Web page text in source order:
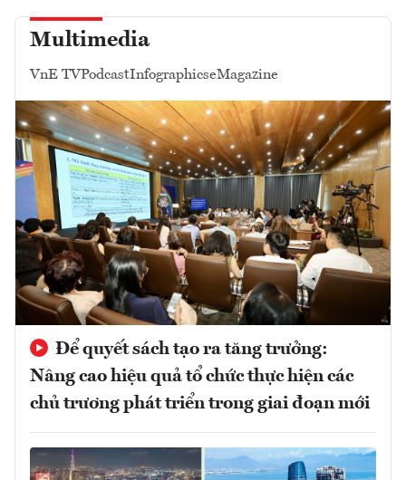
Multimedia
VnE TVPodcastInfographicseMagazine
Để quyết sách tạo ra tăng trưởng:
Nâng cao hiệu quả tổ chức thực hiện các
chủ trương phát triển trong giai đoạn mới